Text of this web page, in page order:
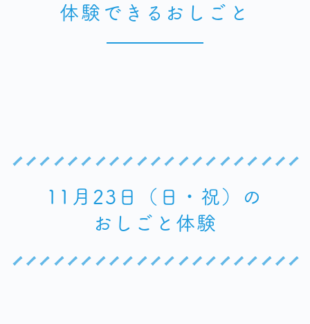
体験できるおしごと
11月23日（日・祝）の
おしごと体験